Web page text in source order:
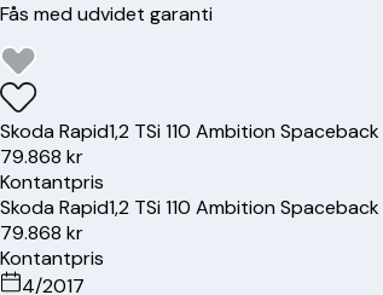
Fås med udvidet garanti
SkodaRapid1,2 TSi 110 Ambition Spaceback
79.868 kr
Kontantpris
SkodaRapid1,2 TSi 110 Ambition Spaceback
79.868 kr
Kontantpris
4/2017